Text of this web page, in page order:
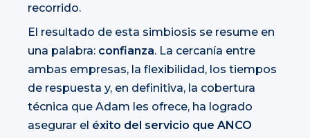
recorrido.
El resultado de esta simbiosis se resume en
una palabra: confianza. La cercanía entre
ambas empresas, la flexibilidad, los tiempos
de respuesta y, en definitiva, la cobertura
técnica que Adam les ofrece, ha logrado
asegurar el éxito del servicio que ANCO